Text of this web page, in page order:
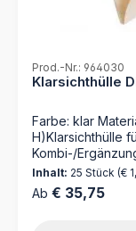
Prod.-Nr.: 964030
Klarsichthülle
Farbe: klar
H)Klarsichthülle
Kombi-/
Inhalt: 25 Stück (€
Regulärer Preis:
Ab € 35,75